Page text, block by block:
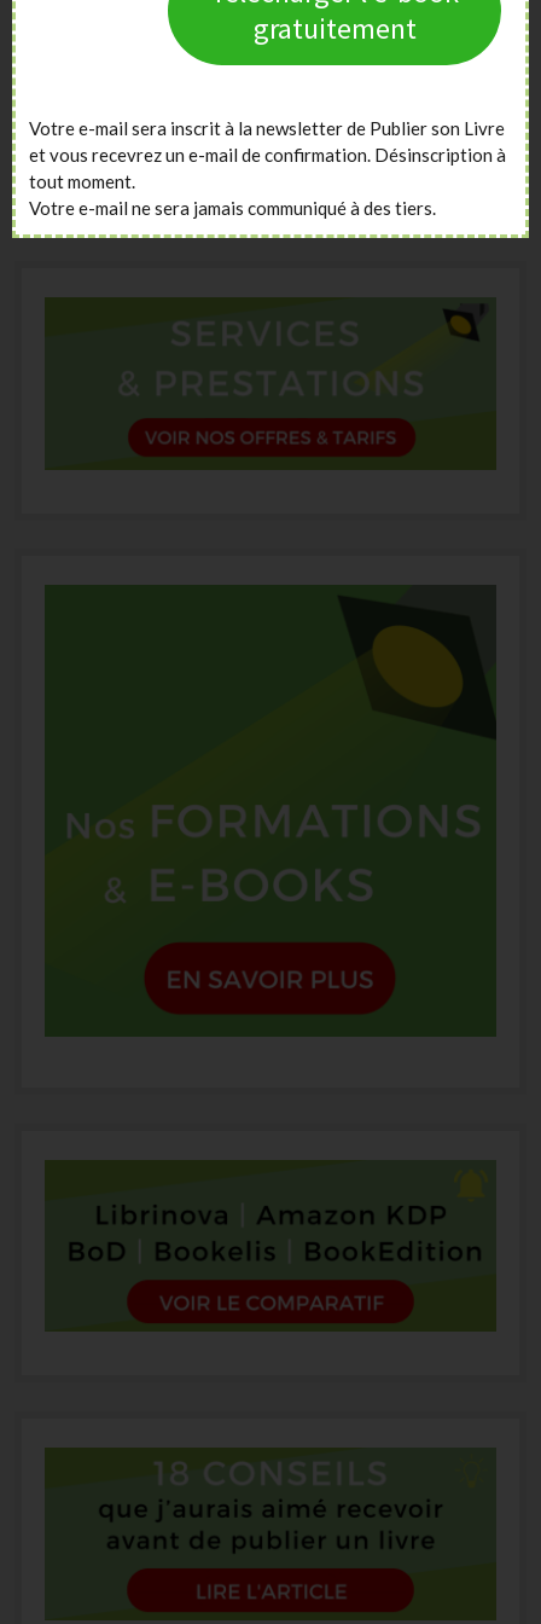
Vous aimeriez vendre plus de livres ?
Vous souhaitez publier un livre ?
aider.
gratuitement
Votre e-mail sera inscrit à la newsletter de Publier son Livre
et vous recevrez un e-mail de confirmation. Désinscription à
tout moment.
Votre e-mail ne sera jamais communiqué à des tiers.